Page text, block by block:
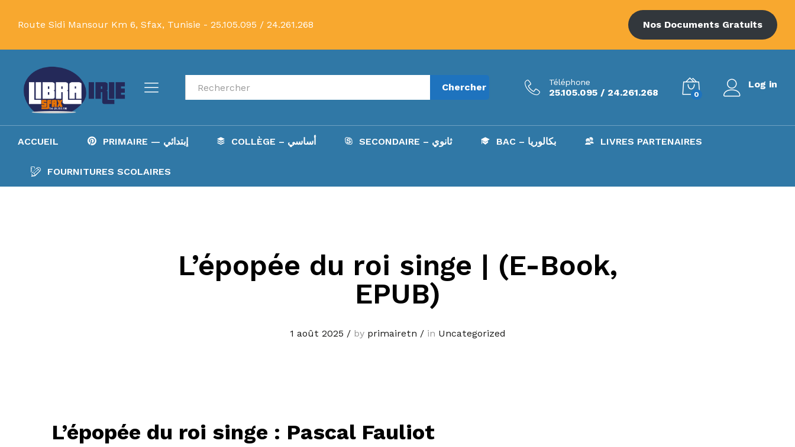
Route Sidi Mansour Km 6, Sfax, Tunisie - 25.105.095 / 24.261.268 Nos Documents Gratuits
Recherche Chercher Téléphone
25.105.095 / 24.261.268 0
Log in
ACCUEIL PRIMAIRE — إبتدائي COLLÈGE – أساسي SECONDAIRE – ثانوي BAC – بكالوريا LIVRES PARTENAIRES
FOURNITURES SCOLAIRES
L’épopée du roi singe | (E-Book,
EPUB)
1 août 2025 /by primairetn /in Uncategorized
L’épopée du roi singe : Pascal Fauliot